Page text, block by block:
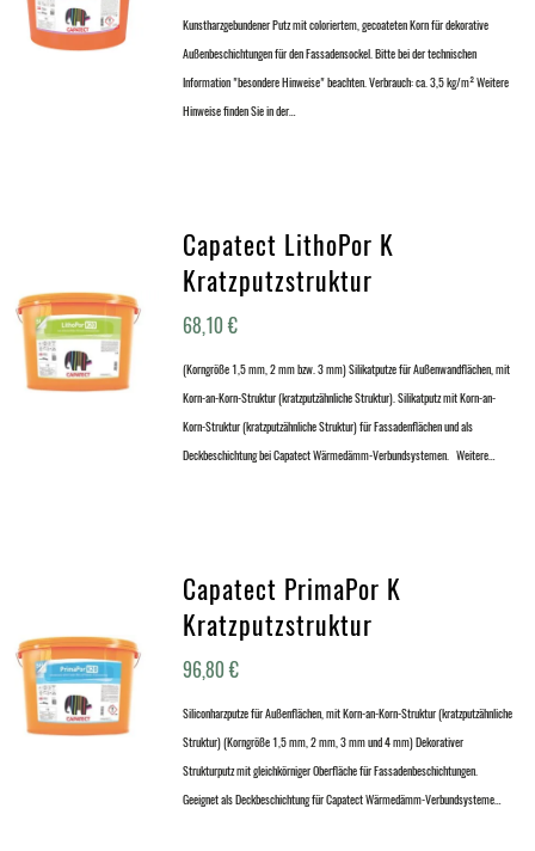
Kunstharzgebundener Putz mit coloriertem, gecoateten Korn für dekorative
Außenbeschichtungen für den Fassadensockel. Bitte bei der technischen
Information "besondere Hinweise" beachten. Verbrauch: ca. 3,5 kg/m² Weitere
Hinweise finden Sie in der…
Capatect LithoPor K
Kratzputzstruktur
68,10€
(Korngröße 1,5 mm, 2 mm bzw. 3 mm) Silikatputze für Außenwandflächen, mit
Korn-an-Korn-Struktur (kratzputzähnliche Struktur). Silikatputz mit Korn-an-
Korn-Struktur (kratzputzähnliche Struktur) für Fassadenflächen und als
Deckbeschichtung bei Capatect Wärmedämm-Verbundsystemen. Weitere…
Capatect PrimaPor K
Kratzputzstruktur
96,80€
Siliconharzputze für Außenflächen, mit Korn-an-Korn-Struktur (kratzputzähnliche
Struktur) (Korngröße 1,5 mm, 2 mm, 3 mm und 4 mm) Dekorativer
Strukturputz mit gleichkörniger Oberfläche für Fassadenbeschichtungen.
Geeignet als Deckbeschichtung für Capatect Wärmedämm-Verbundsysteme…